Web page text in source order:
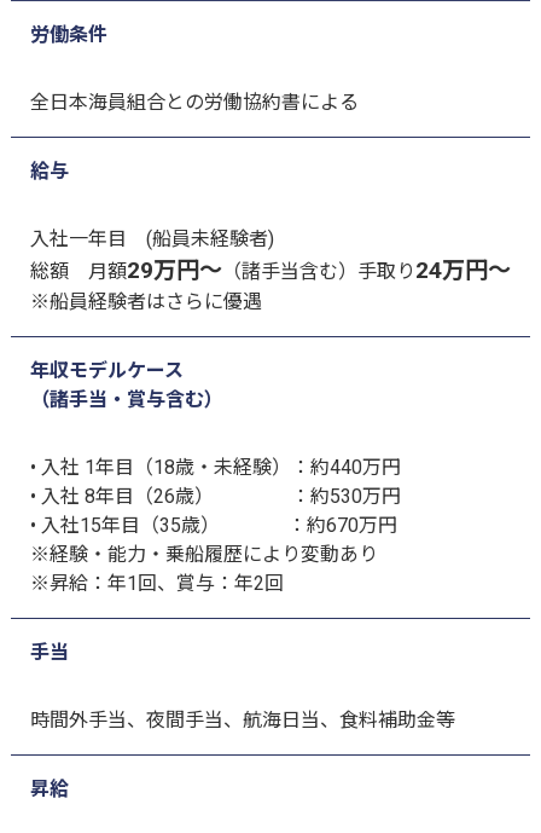
労働条件
全日本海員組合との労働協約書による
給与
入社一年目 (船員未経験者)
総額 月額29万円～（諸手当含む）手取り 24万円～
※船員経験者はさらに優遇
年収モデルケース
（諸手当・賞与含む）
• 入社 1年目（18歳・未経験）：約440万円
• 入社 8年目（26歳）
：約530万円
• 入社15年目（35歳）
：約670万円
※経験・能力・乗船履歴により変動あり
※昇給：年1回、賞与：年2回
手当
時間外手当、夜間手当、航海日当、食料補助金等
昇給